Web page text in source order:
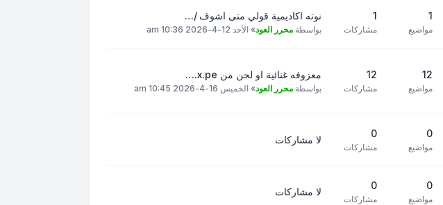
1
مواضيع
1
مشاركات
نوته اكاديمية قولي متى اشوف /…
بواسطة محرر العود» الأحد 12-4-2026 10:36 am
12
مواضيع
12
مشاركات
معزوفه غنائية او لحن من x.pe.…
بواسطة محرر العود» الخميس 16-4-2026 10:45 am
0
مواضيع
0
مشاركات
لا مشاركات
0
مواضيع
0
مشاركات
لا مشاركات